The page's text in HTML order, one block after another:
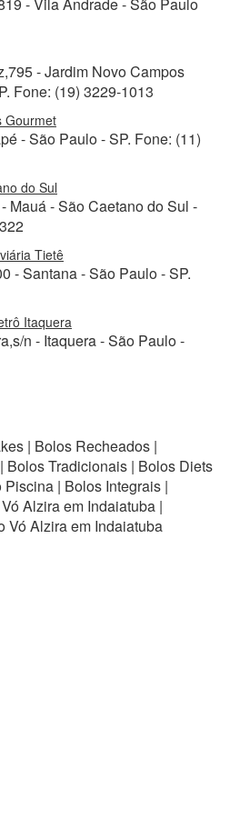
- Jardim Novo Campos
Fone: (19) 3229-1013
Gourmet
- São Paulo - SP. Fone: (11)
do Sul
Mauá - São Caetano do Sul -
Tietê
- Santana - São Paulo - SP.
Itaquera
n - Itaquera - São Paulo -
| Bolos Recheados |
Bolos Tradicionais | Bolos Diets
| Bolos Integrais |
Alzira em Indaiatuba |
Vó Alzira em Indaiatuba